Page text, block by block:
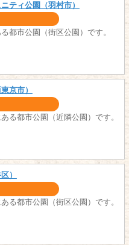
ティ公園（羽村市）
都市公園（街区公園）です。
京市）
る都市公園（近隣公園）です。
）
る都市公園（街区公園）です。